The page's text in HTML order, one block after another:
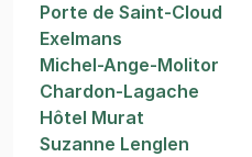
Porte de Saint-Cloud
Exelmans
Michel-Ange-Molitor
Chardon-Lagache
Hôtel Murat
Suzanne Lenglen